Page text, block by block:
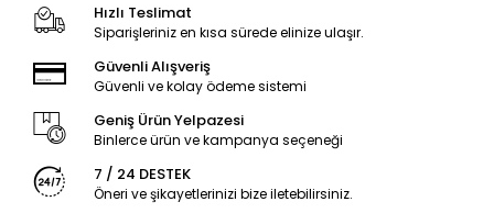
Hızlı Teslimat
Siparişleriniz en kısa sürede elinize ulaşır.
Güvenli Alışveriş
Güvenli ve kolay ödeme sistemi
Geniş Ürün Yelpazesi
Binlerce ürün ve kampanya seçeneği
7 / 24 DESTEK
Öneri ve şikayetlerinizi bize iletebilirsiniz.